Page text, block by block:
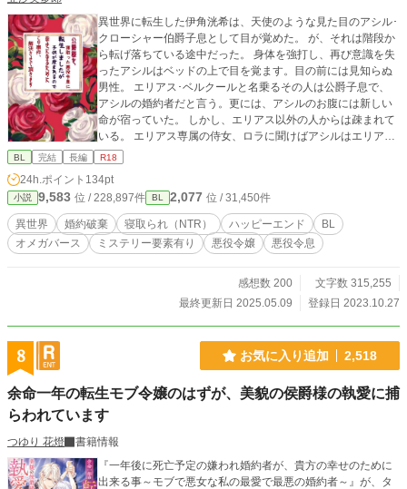
異世界に転生した伊角洸希は、天使のような見た目のアシル･
クローシャー伯爵子息として目が覚めた。 が、それは階段か
ら転げ落ちている途中だった。 身体を強打し、再び意識を失
ったアシルはベッドの上で目を覚ます。目の前には見知らぬ
男性。 エリアス･ベルクールと名乗るその人は公爵子息で、
アシルの婚約者だと言う。更には、アシルのお腹には新しい
命が宿っていた。 しかし、エリアス以外の人からは疎まれて
いる。 エリアス専属の侍女、ロラに聞けばアシルはエリアス
を本来の婚約者･アンナ･ロベールから寝取ったのだと教えて
たのも束の間。本物のアシルが意識を取り戻し体の中から話
かけてきた。 アシルは悪役とは思えないほど自己肯定感の低
い人で、洸希はとても寝取ったとは思えなかった。 話をする
内に、アシルはパーティーでヒートを起こしてしまった時の
ある異変を覚えていた。 仕込まれたヒートだったのか……一
章 〔アシル・ベルクール編〕 ●三章 〔クレール・ベルク
フリー素材よりお借りしました。 〔https://www.pixiv.net/user
BL 完結 長編 R18
24h.ポイント 134pt
小説 9,583 位 / 228,897件 BL 2,077 位 / 31,450件
異世界 婚約破棄 寝取られ（NTR） ハッピーエンド
BL
オメガバース
ミステリー要素有り 悪役令嬢 悪役令息
感想数 200
文字数 315,255
最終更新日 2025.05.09
登録日 2023.10.27
8 お気に入り追加 2,518
余命一年の転生モブ令嬢のはずが、美貌の侯爵様の執愛に捕
らわれています
つゆり 花燈
書籍情報
『一年後に死亡予定の嫌われ婚約者が、貴方の幸せのために
出来る事～モブで悪女な私の最愛で最悪の婚約者～』が、タ